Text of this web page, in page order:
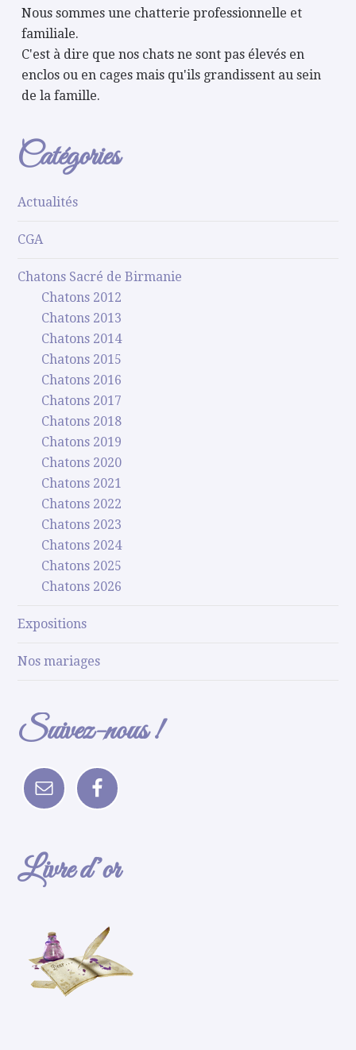
Nous sommes une chatterie professionnelle et
familiale.
C'est à dire que nos chats ne sont pas élevés en
enclos ou en cages mais qu'ils grandissent au sein
de la famille.
Catégories
Actualités
CGA
Chatons Sacré de Birmanie
Chatons 2012
Chatons 2013
Chatons 2014
Chatons 2015
Chatons 2016
Chatons 2017
Chatons 2018
Chatons 2019
Chatons 2020
Chatons 2021
Chatons 2022
Chatons 2023
Chatons 2024
Chatons 2025
Chatons 2026
Expositions
Nos mariages
Suivez-nous !
Livre d’or